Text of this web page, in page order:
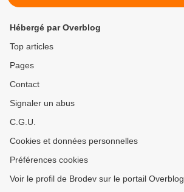
Hébergé par Overblog
Top articles
Pages
Contact
Signaler un abus
C.G.U.
Cookies et données personnelles
Préférences cookies
Voir le profil de Brodev sur le portail Overblog